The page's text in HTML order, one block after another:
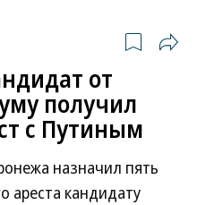
от
получил
с Путиным
назначил пять
ареста кандидату